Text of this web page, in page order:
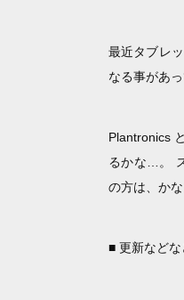
最近タブレ
なる事があ
Plantronics
るかな…。
の方は、か
■ 更新などな